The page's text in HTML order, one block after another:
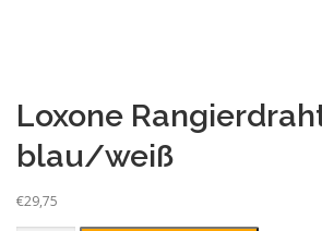
Loxone
blau/weiß
€29,75